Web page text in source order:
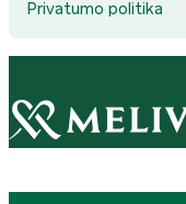
Privatumo politika